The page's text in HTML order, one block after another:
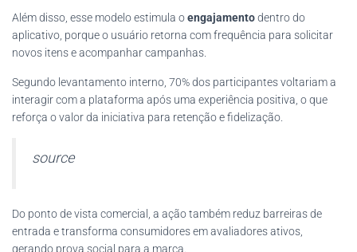
Além disso, esse modelo estimula oengajamentodentro do
aplicativo, porque o usuário retorna com frequência para solicitar
novos itens e acompanhar campanhas.
Segundo levantamento interno, 70% dos participantes voltariam a
interagir com a plataforma após uma experiência positiva, o que
reforça o valor da iniciativa para retenção e fidelização.
source
Do ponto de vista comercial, a ação também reduz barreiras de
entrada e transforma consumidores em avaliadores ativos,
gerando prova social para a marca.